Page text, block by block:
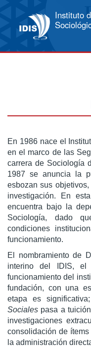
Instituto
En 1986 nace el
en el marco de las
carrera de Sociología
1987 se anuncia la
esbozan sus
investigación. En
encuentra bajo la
Sociología, dado
condiciones
funcionamiento.
El nombramiento de
interino del IDIS,
funcionamiento del
fundación, con una
etapa es
Sociales pasa a
investigaciones
consolidación de
la administración